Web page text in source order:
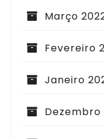
Março
Fevereiro
Janeiro
Dezembro